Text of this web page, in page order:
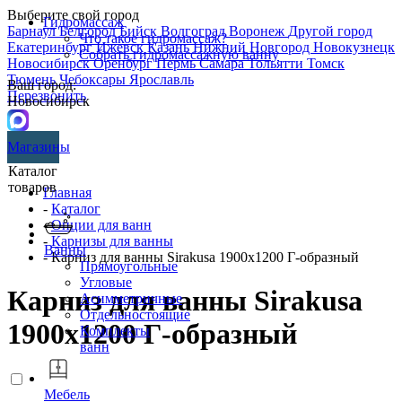
Выберите свой город
БарнаулБелгородБийск ВолгоградВоронеж Другой город
ЕкатеринбургИжевскКазаньНижний Новгород Новокузнецк
НовосибирскОренбургПермьСамараТольятти Томск
ТюменьЧебоксары Ярославль
Перезвонить
Гидромассаж
Что такое гидромассаж?
Собрать гидромассажную ванну
Ваш город:
Новосибирск
Магазины
Каталог
товаров
Ванны
Прямоугольные
Угловые
Асимметричные
Отдельностоящие
Комплекты
ванн
Мебель
Главная
- Каталог
-Опции для ванн
- Карнизы для ванны
- Карниз для ванны Sirakusa 1900х1200 Г-образный
Карниз для ванны Sirakusa
1900х1200 Г-образный